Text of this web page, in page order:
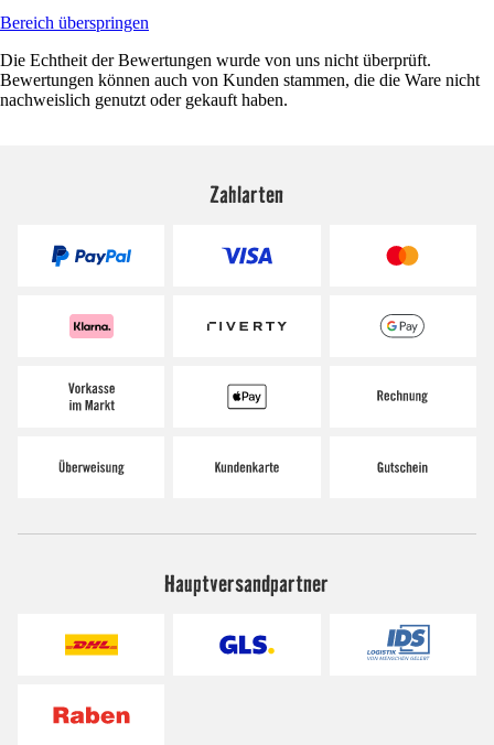
Bereich überspringen
Die Echtheit der Bewertungen wurde von uns nicht überprüft.
Bewertungen können auch von Kunden stammen, die die Ware nicht
nachweislich genutzt oder gekauft haben.
Zahlarten
Hauptversandpartner